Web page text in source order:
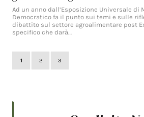
Ad un anno dall’Esposizione Universale di
Democratico fa il punto sui temi e sulle
dibattito sul settore agroalimentare post
specifico che darà…
1 2 3